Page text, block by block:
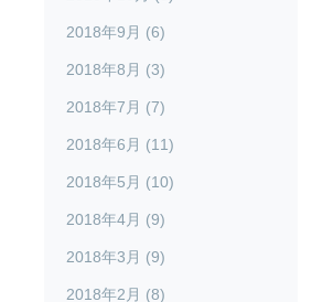
2018年9月 (6)
2018年8月 (3)
2018年7月 (7)
2018年6月 (11)
2018年5月 (10)
2018年4月 (9)
2018年3月 (9)
2018年2月 (8)